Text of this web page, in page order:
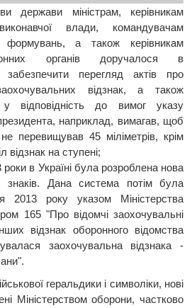
держави міністрам, керівникам
влади, командувачам
формувань, а також керівникам
органів доручалося в
перегляд актів про
відзнак, а також
відповідність до вимог указу
наприклад, вимагав, щоб
перевищував 45 міліметрів, крім
відзнак на ступені;
в Україні була розроблена нова
знаків. Дана система потім була
2013 року указом Міністерства
165 "Про відомчі заохочувальні
відзнак оборонного відомства
заохочувальна відзнака -
геральдики і символіки, нові
Міністерством оборони, частково